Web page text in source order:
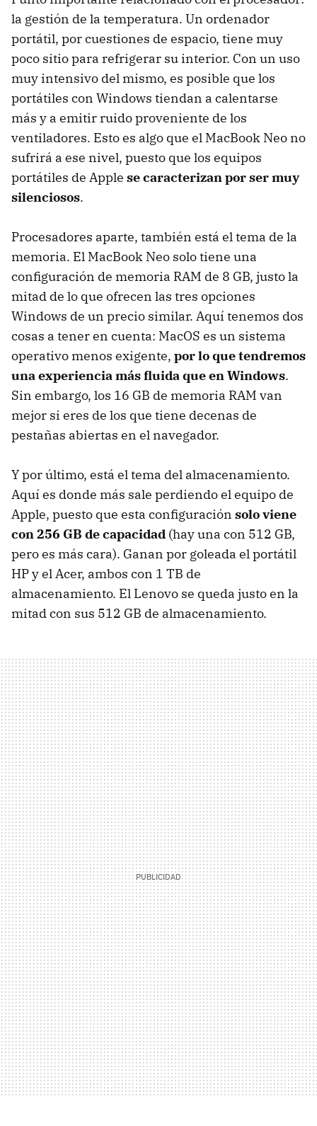
la gestión de la temperatura. Un ordenador
portátil, por cuestiones de espacio, tiene muy
poco sitio para refrigerar su interior. Con un uso
muy intensivo del mismo, es posible que los
portátiles con Windows tiendan a calentarse
más y a emitir ruido proveniente de los
ventiladores. Esto es algo que el MacBook Neo no
sufrirá a ese nivel, puesto que los equipos
portátiles de Apple se caracterizan por ser muy
silenciosos.
Procesadores aparte, también está el tema de la
memoria. El MacBook Neo solo tiene una
configuración de memoria RAM de 8 GB, justo la
mitad de lo que ofrecen las tres opciones
Windows de un precio similar. Aquí tenemos dos
cosas a tener en cuenta: MacOS es un sistema
operativo menos exigente, por lo que tendremos
una experiencia más fluida que en Windows.
Sin embargo, los 16 GB de memoria RAM van
mejor si eres de los que tiene decenas de
pestañas abiertas en el navegador.
Y por último, está el tema del almacenamiento.
Aquí es donde más sale perdiendo el equipo de
Apple, puesto que esta configuración solo viene
con 256 GB de capacidad (hay una con 512 GB,
pero es más cara). Ganan por goleada el portátil
HP y el Acer, ambos con 1 TB de
almacenamiento. El Lenovo se queda justo en la
mitad con sus 512 GB de almacenamiento.